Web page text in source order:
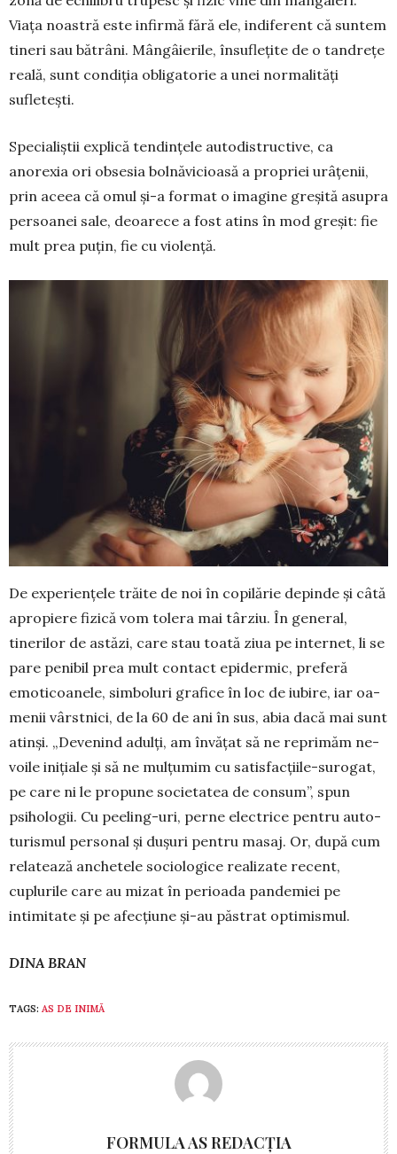
Viața noastră este infirmă fără ele, indiferent că suntem
tineri sau bătrâni. Mângâierile, însuflețite de o tandrețe
reală, sunt condiția obligatorie a unei normalități
sufletești.
Spe­cialiștii explică tendin­țele auto­dis­tructive, ca
anorexia ori obsesia bolnă­vi­cioasă a pro­priei urâțenii,
prin aceea că omul și-a format o imagine greșită asu­pra
persoanei sale, deoarece a fost atins în mod greșit: fie
mult prea puțin, fie cu vio­len­ță.
De experiențele trăite de noi în co­pi­lărie depinde și câtă
apropiere fizică vom tolera mai târziu. În general,
tinerilor de astăzi, care stau toată ziua pe internet, li se
pare penibil prea mult contact epi­der­mic, pre­feră
emoti­coa­ne­le, simboluri grafice în loc de iubire, iar oa­
me­nii vârstnici, de la 60 de ani în sus, abia dacă mai sunt
atinși. „De­ve­nind adulți, am învățat să ne repri­măm ne­
voile ini­ția­le și să ne mulțumim cu sa­tisfacțiile-surogat,
pe care ni le propune so­cie­tatea de consum”, spun
psihologii. Cu peeling-uri, perne electrice pentru au­to­
turismul personal și dușuri pentru masaj. Or, după cum
relatează an­chetele sociologice realizate re­cent,
cuplurile care au mizat în perioada pande­miei pe
intimitate și pe afecțiune și-au păstrat optimismul.
DINA BRAN
TAGS: AS DE INIMĂ
FORMULA AS REDACȚIA